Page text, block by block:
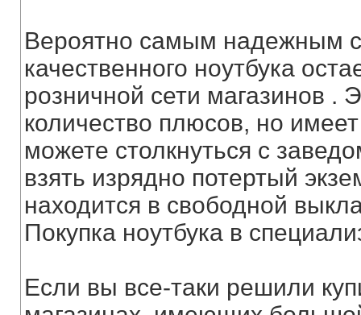
Вероятно самым надежным
качественного ноутбука
розничной сети магазинов .
количество плюсов, но
можете столкнуться с
взять изрядно потертый
находится в свободной
Покупка ноутбука в
Если вы все-таки решили